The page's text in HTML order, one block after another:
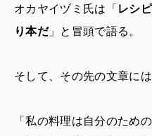
オカヤイヅミ氏は「 レシ
り本だ」と冒頭で語る。
そして、その先の文章に
「私の料理は自分のため